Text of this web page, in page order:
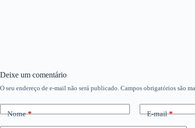
Deixe um comentário
O seu endereço de e-mail não será publicado. Campos obrigatórios são
Nome* E-mail*